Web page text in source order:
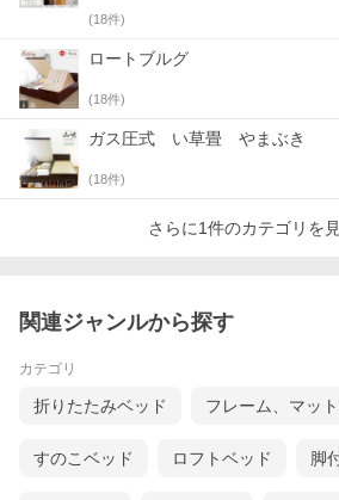
(18件)
ロートブルグ
(18件)
ガス圧式 い草畳 やまぶき
(18件)
さらに1件のカテゴリを
関連ジャンルから探す
カテゴリ
折りたたみベッド フレーム、マッ
すのこベッド ロフトベッド 脚